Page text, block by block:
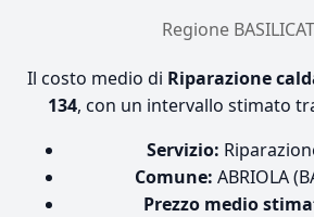
Regione
Il costo medio di Riparazione
134, con un intervallo stimato
Servizio:
Comune: ABRIOLA
Prezzo medio